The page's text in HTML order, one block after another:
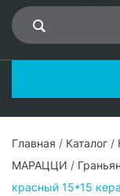
Главная / Каталог /
МАРАЦЦИ /
красный 15*15